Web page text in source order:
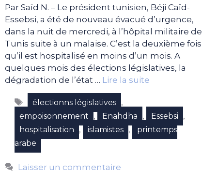
Par Saïd N. – Le président tunisien, Béji Caïd-
Essebsi, a été de nouveau évacué d’urgence,
dans la nuit de mercredi, à l’hôpital militaire de
Tunis suite à un malaise. C’est la deuxième fois
qu’il est hospitalisé en moins d’un mois. A
quelques mois des élections législatives, la
dégradation de l’état … Lire la suite
Étiquettes
électionns législatives ,
empoisonnement , Enahdha , Essebsi ,
hospitalisation , islamistes ,
printemps
arabe
Laisser un commentaire